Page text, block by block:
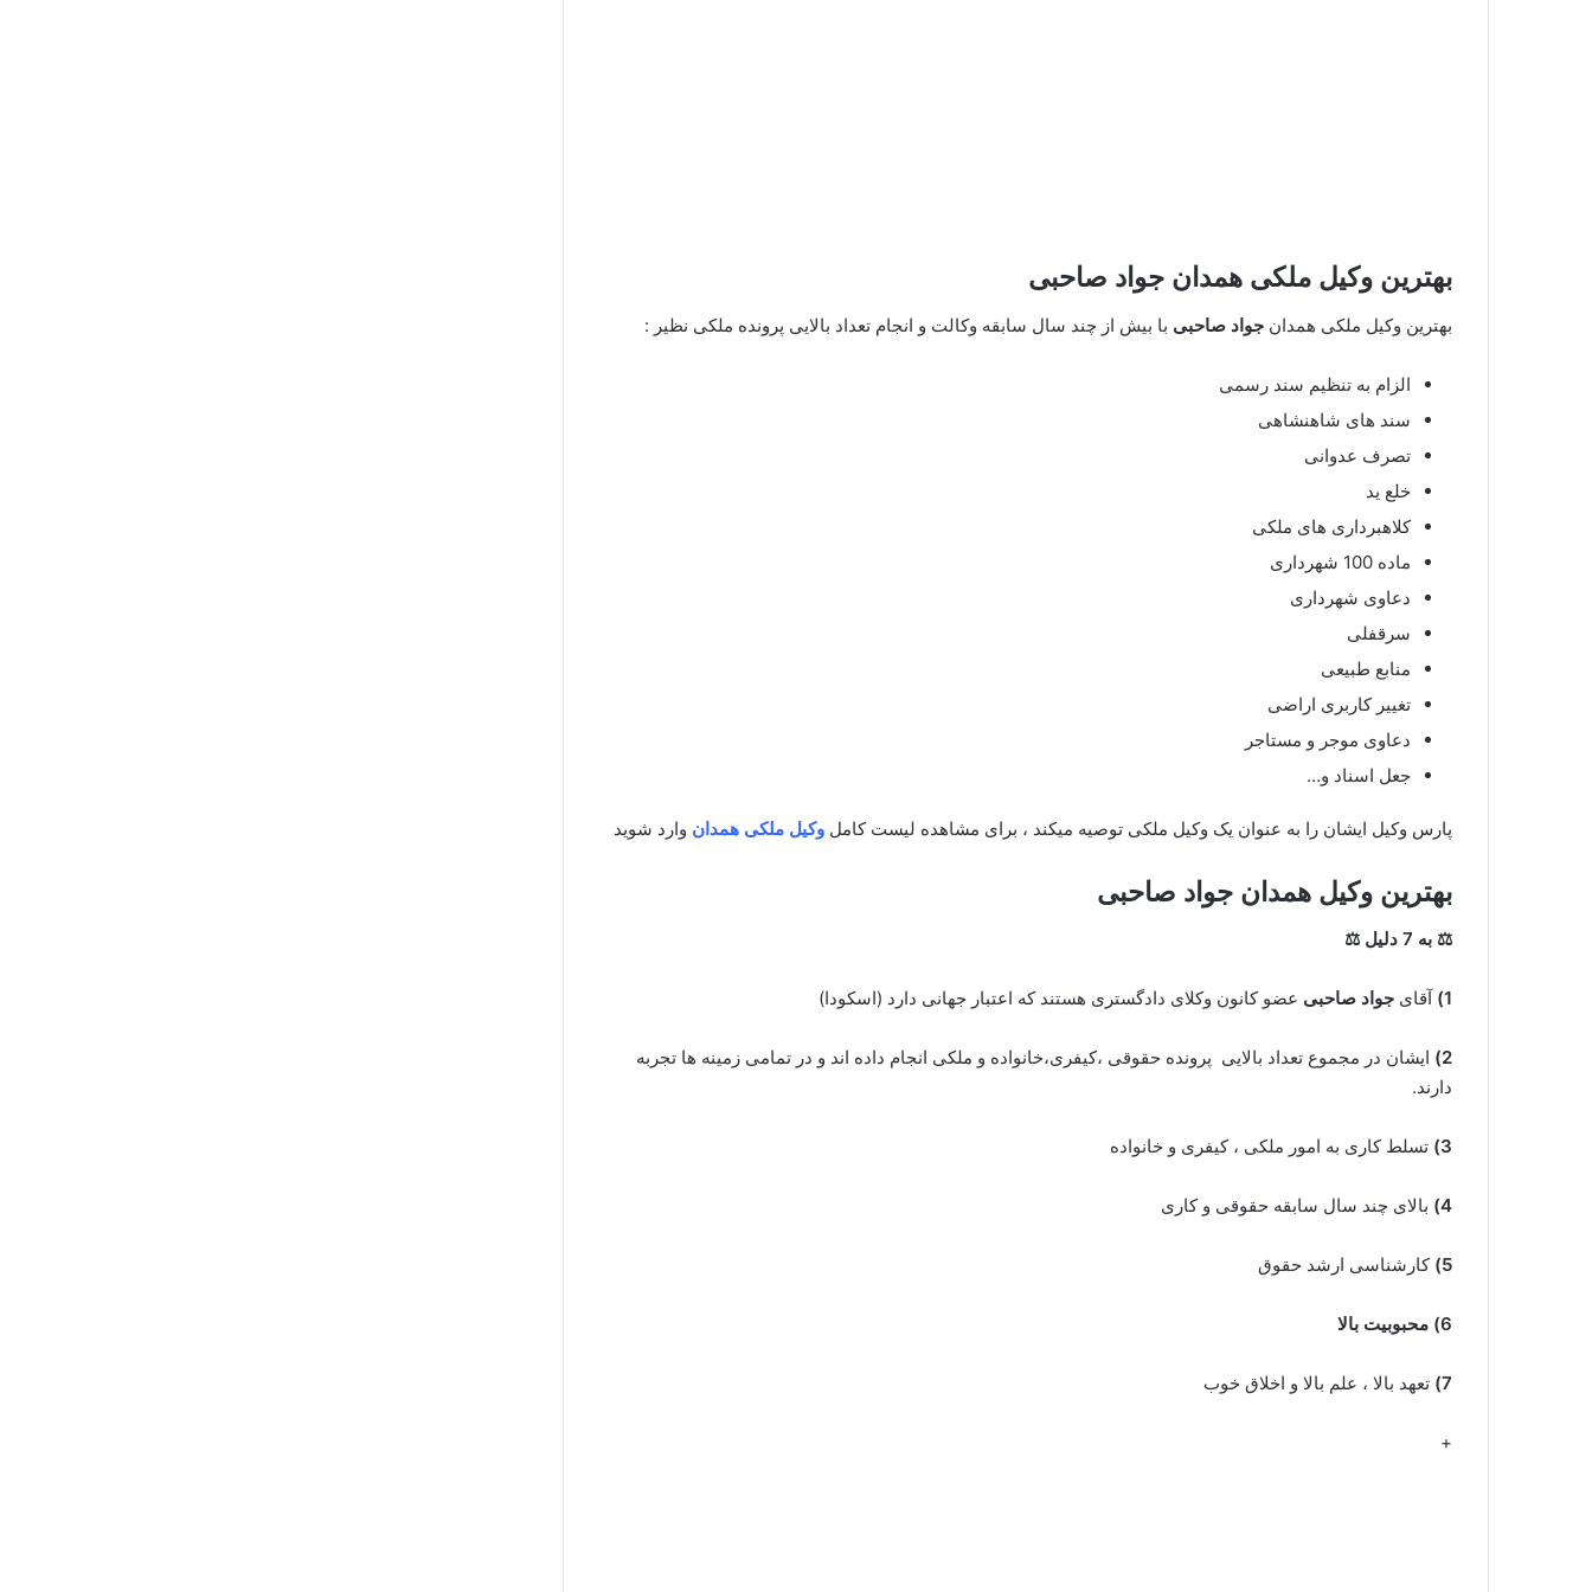
بهترین وکیل ملکی همدان جواد صاحبی
بهترین وکیل ملکی همدان جواد صاحبی با بیش از چند سال سابقه وکالت و انجام تعداد بالایی پرونده ملکی نظیر :
الزام به تنظیم سند رسمی
سند های شاهنشاهی
تصرف عدوانی
خلع ید
کلاهبرداری های ملکی
ماده 100 شهرداری
دعاوی شهرداری
سرقفلی
منابع طبیعی
تغییر کاربری اراضی
دعاوی موجر و مستاجر
جعل اسناد و…
پارس وکیل ایشان را به عنوان یک وکیل ملکی توصیه میکند ، برای مشاهده لیست کامل وکیل ملکی همدان وارد شوید
بهترین وکیل همدان جواد صاحبی
⚖ به 7 دلیل ⚖
1) آقای جواد صاحبی عضو کانون وکلای دادگستری هستند که اعتبار جهانی دارد (اسکودا)
2)
ایشان در مجموع تعداد بالایی پرونده حقوقی ،کیفری،خانواده و ملکی انجام داده اند و در تمامی زمینه ها تجربه
دارند.
3) تسلط کاری به امور ملکی ، کیفری و خانواده
4) بالای چند سال سابقه حقوقی و کاری
5) کارشناسی ارشد حقوق
6) محبوبیت بالا
7) تعهد بالا ، علم بالا و اخلاق خوب
+